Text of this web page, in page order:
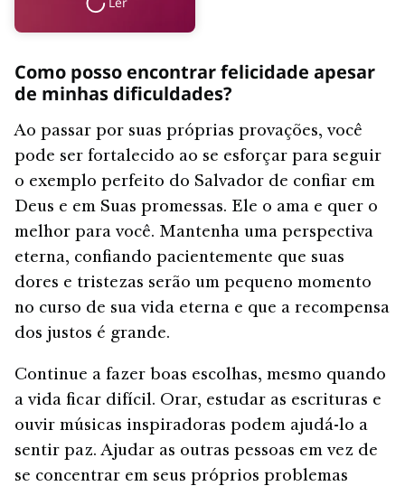
Como posso encontrar felicidade apesar
de minhas dificuldades?
Ao passar por suas próprias provações, você
pode ser fortalecido ao se esforçar para seguir
o exemplo perfeito do Salvador de confiar em
Deus e em Suas promessas. Ele o ama e quer o
melhor para você. Mantenha uma perspectiva
eterna, confiando pacientemente que suas
dores e tristezas serão um pequeno momento
no curso de sua vida eterna e que a recompensa
dos justos é grande.
Continue a fazer boas escolhas, mesmo quando
a vida ficar difícil. Orar, estudar as escrituras e
ouvir músicas inspiradoras podem ajudá-lo a
sentir paz. Ajudar as outras pessoas em vez de
se concentrar em seus próprios problemas